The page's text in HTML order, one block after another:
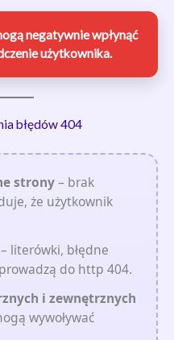
negatywnie wpłynąć
użytkownika.
błędów 404
strony– brak
że użytkownik
– literówki, błędne
do http 404.
i zewnętrznych
wywoływać